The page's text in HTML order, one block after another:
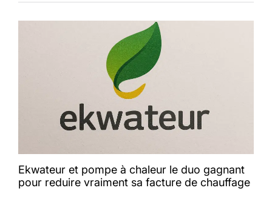
Ekwateur et pompe à chaleur le duo gagnant
pour reduire vraiment sa facture de chauffage